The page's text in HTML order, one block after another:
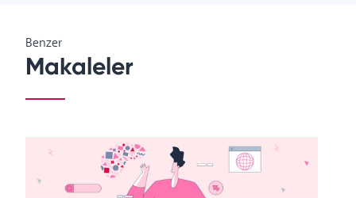
Benzer
Makaleler